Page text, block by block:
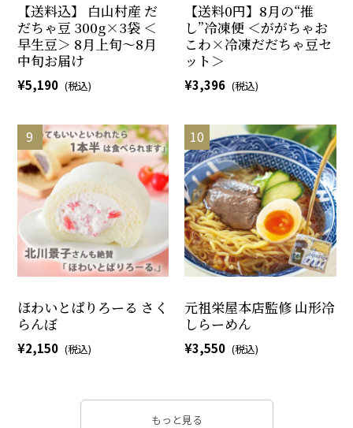
【送料込】 白山村産 だ
だちゃ豆 300g×3袋 ＜
早生豆＞ 8月上旬～8月
中旬お届け
5,190
【送料0円】8月の“推
し”冷凍便 ＜ががちゃお
こわ×冷凍だだちゃ豆セ
ット＞
3,396
ほわいとぱりろーる さく
らんぼ
2,150
元祖栄屋本店監修 山形冷
しらーめん
3,550
もっと見る